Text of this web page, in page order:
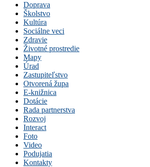
Doprava
Školstvo
Kultúra
Sociálne veci
Zdravie
Životné prostredie
Mapy
Úrad
Zastupiteľstvo
Otvorená župa
E-knižnica
Dotácie
Rada partnerstva
Rozvoj
Interact
Foto
Video
Podujatia
Kontakty